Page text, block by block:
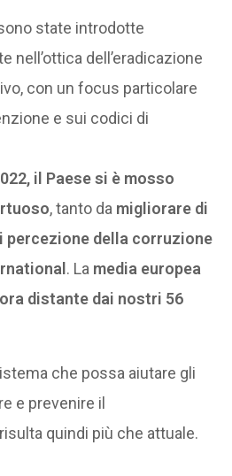
state introdotte
nell’ottica dell’eradicazione
con un focus particolare
e sui codici di
il Paese si è mosso
, tanto da migliorare di
percezione della corruzione
. La media europea
distante dai nostri 56
che possa aiutare gli
e prevenire il
quindi più che attuale.